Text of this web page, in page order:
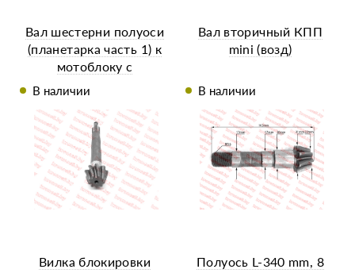
Вал шестерни полуоси
(планетарка часть 1) к
мотоблоку с
В наличии
Вал вторичный КПП
mini (возд)
В наличии
Вилка блокировки
Полуось L-340 mm, 8